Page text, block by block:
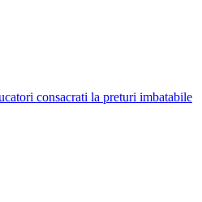
consacrati la preturi imbatabile